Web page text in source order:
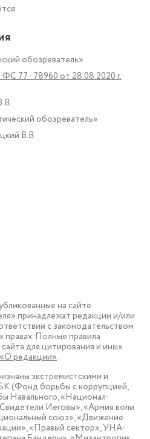
обозреватель»
77 - 78960 от 28.08.2020 г.
обозреватель»
В.В.
на сайте
принадлежат редакции и/или
с законодательством
Полные правила
для цитирования и иных
«О редакции».
экстремистскими и
(Фонд борьбы с коррупцией,
Навального, «Национал-
Иеговы», «Армия воли
союз», «Движение
«Правый сектор», УНА-